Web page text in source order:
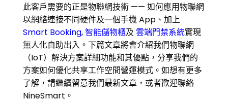
此客戶需要的正是物聯網技術 —— 如何應用物聯網
以網絡連接不同硬件及一個手機 App、加上
Smart Booking,智能儲物櫃及雲端門禁系統實現
無人化自助出入。下篇文章將會介紹我們物聯網
（IoT）解決方案詳細功能和其優點，分享我們的
方案如何優化共享工作空間營運模式。如想有更多
了解，請繼續留意我們最新文章，或者歡迎聯絡
NineSmart。